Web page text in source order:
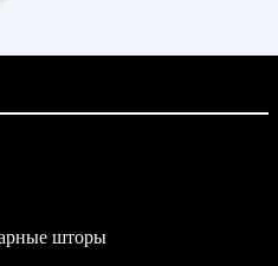
шторы